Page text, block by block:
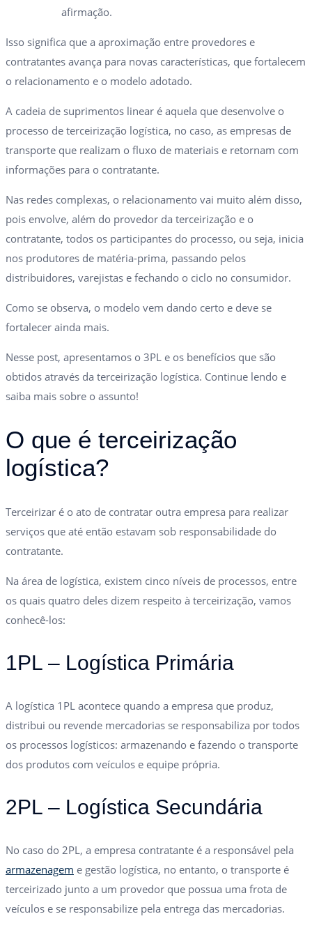
afirmação.
Isso significa que a aproximação entre provedores e
contratantes avança para novas características, que fortalecem
o relacionamento e o modelo adotado.
A cadeia de suprimentos linear é aquela que desenvolve o
processo de terceirização logística, no caso, as empresas de
transporte que realizam o fluxo de materiais e retornam com
informações para o contratante.
Nas redes complexas, o relacionamento vai muito além disso,
pois envolve, além do provedor da terceirização e o
contratante, todos os participantes do processo, ou seja, inicia
nos produtores de matéria-prima, passando pelos
distribuidores, varejistas e fechando o ciclo no consumidor.
Como se observa, o modelo vem dando certo e deve se
fortalecer ainda mais.
Nesse post, apresentamos o 3PL e os benefícios que são
obtidos através da terceirização logística. Continue lendo e
saiba mais sobre o assunto!
O que é terceirização
logística?
Terceirizar é o ato de contratar outra empresa para realizar
serviços que até então estavam sob responsabilidade do
contratante.
Na área de logística, existem cinco níveis de processos, entre
os quais quatro deles dizem respeito à terceirização, vamos
conhecê-los:
1PL – Logística Primária
A logística 1PL acontece quando a empresa que produz,
distribui ou revende mercadorias se responsabiliza por todos
os processos logísticos: armazenando e fazendo o transporte
dos produtos com veículos e equipe própria.
2PL – Logística Secundária
No caso do 2PL, a empresa contratante é a responsável pela
armazenagem e gestão logística, no entanto, o transporte é
terceirizado junto a um provedor que possua uma frota de
veículos e se responsabilize pela entrega das mercadorias.